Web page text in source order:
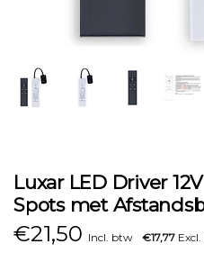
Luxar LED Driver
Spots met
€21,50 Incl. btw €17,77